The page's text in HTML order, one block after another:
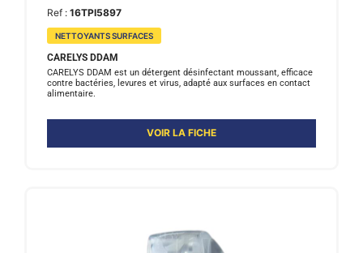
Ref : 16TPI5897
NETTOYANTS SURFACES
CARELYS DDAM
CARELYS DDAM est un détergent désinfectant moussant, efficace
contre bactéries, levures et virus, adapté aux surfaces en contact
alimentaire.
VOIR LA FICHE